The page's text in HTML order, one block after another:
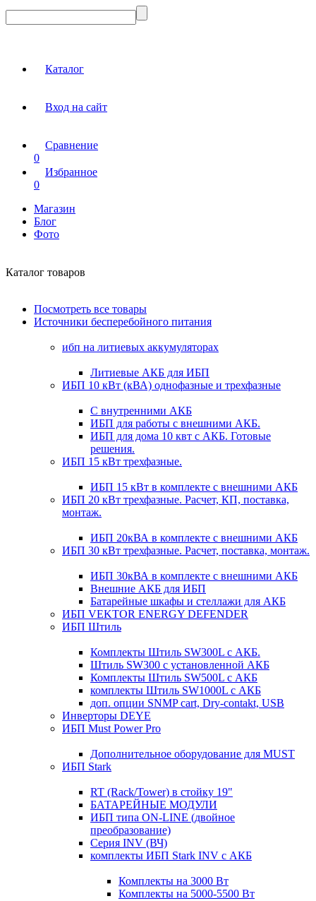
Каталог
Вход на сайт
Сравнение
0
Избранное
0
Магазин
Блог
Фото
Каталог товаров
Посмотреть все товары
Источники бесперебойного питания
ибп на литиевых аккумуляторах
Литиевые АКБ для ИБП
ИБП 10 кВт (кВА) однофазные и трехфазные
С внутренними АКБ
ИБП для работы с внешними АКБ.
ИБП для дома 10 квт с АКБ. Готовые
решения.
ИБП 15 кВт трехфазные.
ИБП 15 кВт в комплекте с внешними АКБ
ИБП 20 кВт трехфазные. Расчет, КП, поставка,
монтаж.
ИБП 20кВА в комплекте с внешними АКБ
ИБП 30 кВт трехфазные. Расчет, поставка, монтаж.
ИБП 30кВА в комплекте с внешними АКБ
Внешние АКБ для ИБП
Батарейные шкафы и стеллажи для АКБ
ИБП VEKTOR ENERGY DEFENDER
ИБП Штиль
Комплекты Штиль SW300L с АКБ.
Штиль SW300 с установленной АКБ
Комплекты Штиль SW500L с АКБ
комплекты Штиль SW1000L с АКБ
доп. опции SNMP cart, Dry-contakt, USB
Инверторы DEYE
ИБП Must Power Pro
Дополнительное оборудование для MUST
ИБП Stark
RT (Rack/Tower) в стойку 19"
БАТАРЕЙНЫЕ МОДУЛИ
ИБП типа ON-LINE (двойное
преобразование)
Серия INV (ВЧ)
комплекты ИБП Stark INV с АКБ
Комплекты на 3000 Вт
Комплекты на 5000-5500 Вт